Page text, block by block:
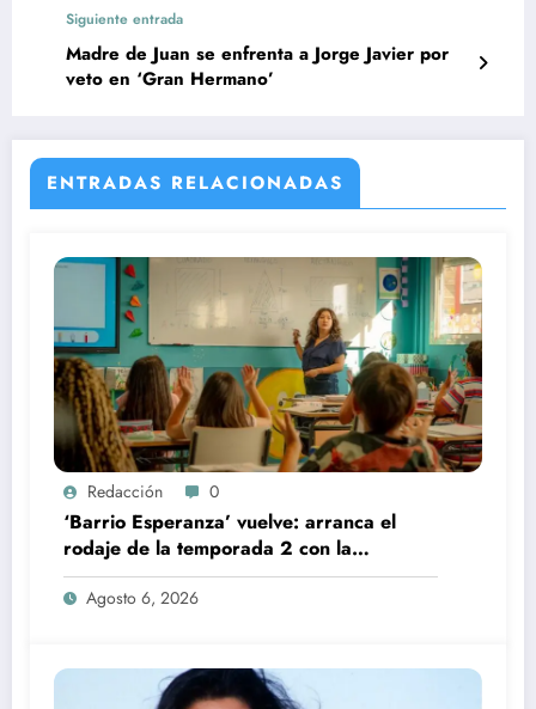
Siguiente entrada
Madre de Juan se enfrenta a Jorge Javier por
veto en ‘Gran Hermano’
ENTRADAS RELACIONADAS
Redacción 0
‘Barrio Esperanza’ vuelve: arranca el
rodaje de la temporada 2 con la
incorporación de María Castro
Agosto 6, 2026